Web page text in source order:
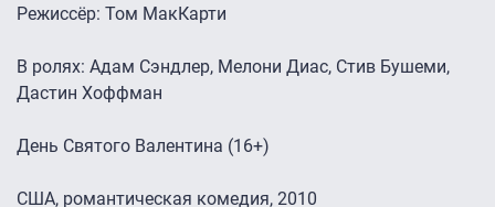
Режиссёр: Том МакКарти
В ролях: Адам Сэндлер, Мелони Диас, Стив Бушеми,
Дастин Хоффман
День Святого Валентина (16+)
США, романтическая комедия, 2010